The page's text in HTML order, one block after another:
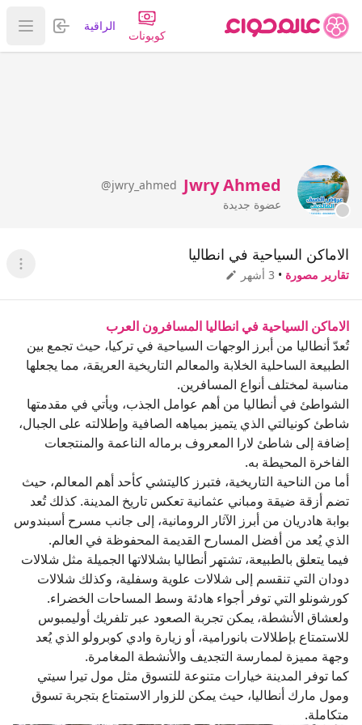
كوبونات
الراقية تسجيل
عرض
Jwry Ahmed
@jwry_ahmed
عضوة جديدة
الاماكن السياحية في انطاليا
تقارير مصورة • 3 أشهر عرض
الاماكن السياحية في انطاليا المسافرون العرب
تُعدّ أنطاليا من أبرز الوجهات السياحية في تركيا، حيث تجمع بين
الطبيعة الساحلية الخلابة والمعالم التاريخية العريقة، مما يجعلها
مناسبة لمختلف أنواع المسافرين.
الشواطئ في أنطاليا من أهم عوامل الجذب، ويأتي في مقدمتها
شاطئ كونيالتي الذي يتميز بمياهه الصافية وإطلالته على الجبال،
إضافة إلى شاطئ لارا المعروف برماله الناعمة والمنتجعات
الفاخرة المحيطة به.
أما من الناحية التاريخية، فتبرز كاليتشي كأحد أهم المعالم، حيث
تضم أزقة ضيقة ومباني عثمانية تعكس تاريخ المدينة. كذلك تُعد
بوابة هادريان من أبرز الآثار الرومانية، إلى جانب مسرح أسبندوس
الذي يُعد من أفضل المسارح القديمة المحفوظة في العالم.
فيما يتعلق بالطبيعة، تشتهر أنطاليا بشلالاتها الجميلة مثل شلالات
دودان التي تنقسم إلى شلالات علوية وسفلية، وكذلك شلالات
كورشونلو التي توفر أجواء هادئة وسط المساحات الخضراء.
ولعشاق الأنشطة، يمكن تجربة الصعود عبر تلفريك أوليمبوس
للاستمتاع بإطلالات بانورامية، أو زيارة وادي كوبرولو الذي يُعد
وجهة مميزة لممارسة التجديف والأنشطة المغامرة.
كما توفر المدينة خيارات متنوعة للتسوق مثل مول تيرا سيتي
ومول مارك أنطاليا، حيث يمكن للزوار الاستمتاع بتجربة تسوق
متكاملة.